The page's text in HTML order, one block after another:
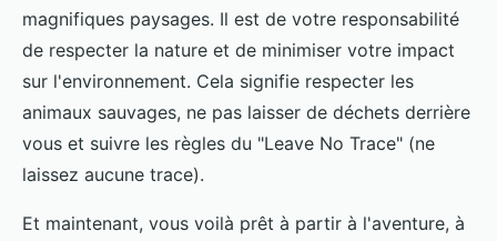
magnifiques paysages. Il est de votre responsabilité
de respecter la nature et de minimiser votre impact
sur l'environnement. Cela signifie respecter les
animaux sauvages, ne pas laisser de déchets derrière
vous et suivre les règles du "Leave No Trace" (ne
laissez aucune trace).
Et maintenant, vous voilà prêt à partir à l'aventure, à